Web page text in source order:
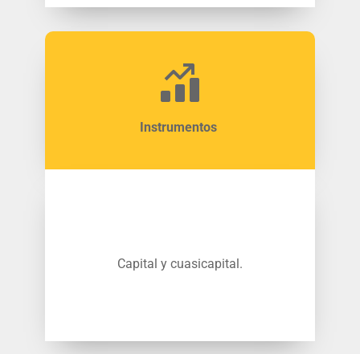
Instrumentos
Capital y cuasicapital.